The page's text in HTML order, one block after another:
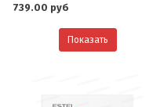
739.00 руб
Показать